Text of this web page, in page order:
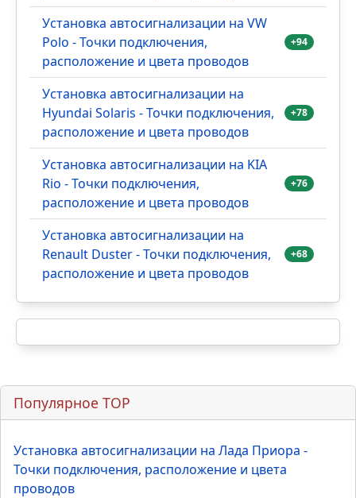
Установка автосигнализации на VW
Polo - Точки подключения,
расположение и цвета проводов
+94
Установка автосигнализации на
Hyundai Solaris - Точки подключения,
расположение и цвета проводов
+78
Установка автосигнализации на KIA
Rio - Точки подключения,
расположение и цвета проводов
+76
Установка автосигнализации на
Renault Duster - Точки подключения,
расположение и цвета проводов
+68
Популярное TOP
Установка автосигнализации на Лада Приора -
Точки подключения, расположение и цвета
проводов